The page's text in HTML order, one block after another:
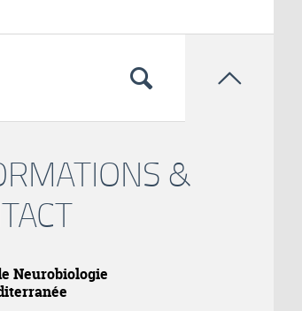

&
Neurobiologie